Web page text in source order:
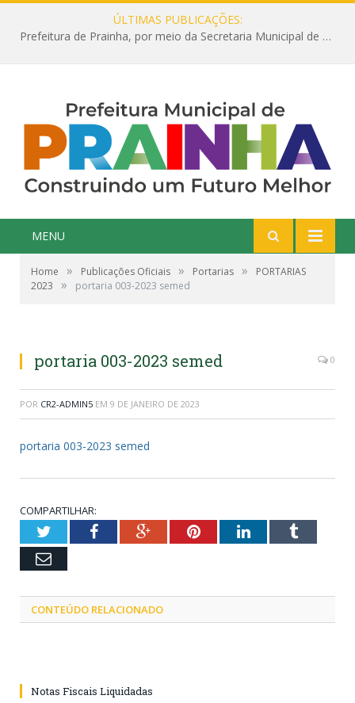
ÚLTIMAS PUBLICAÇÕES:
Prefeitura de Prainha, por meio da Secretaria Municipal de Educação, abre 354 vagas na área da Educação para 2025 com processo seletivo simplificado
MENU
Home » Publicações Oficiais » Portarias »
PORTARIAS
2023
» portaria 003-2023 semed
portaria 003-2023 semed 0
POR CR2-ADMIN5 EM 9 DE JANEIRO DE 2023
portaria 003-2023 semed
COMPARTILHAR:
TwitterFacebookGoogle+PinterestLinkedInTumblr
Email
CONTEÚDO RELACIONADO
Notas Fiscais Liquidadas